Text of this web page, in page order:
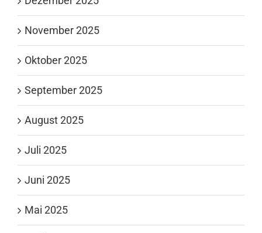
November 2025
Oktober 2025
September 2025
August 2025
Juli 2025
Juni 2025
Mai 2025